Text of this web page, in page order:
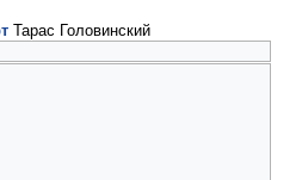
Тарас Головинский